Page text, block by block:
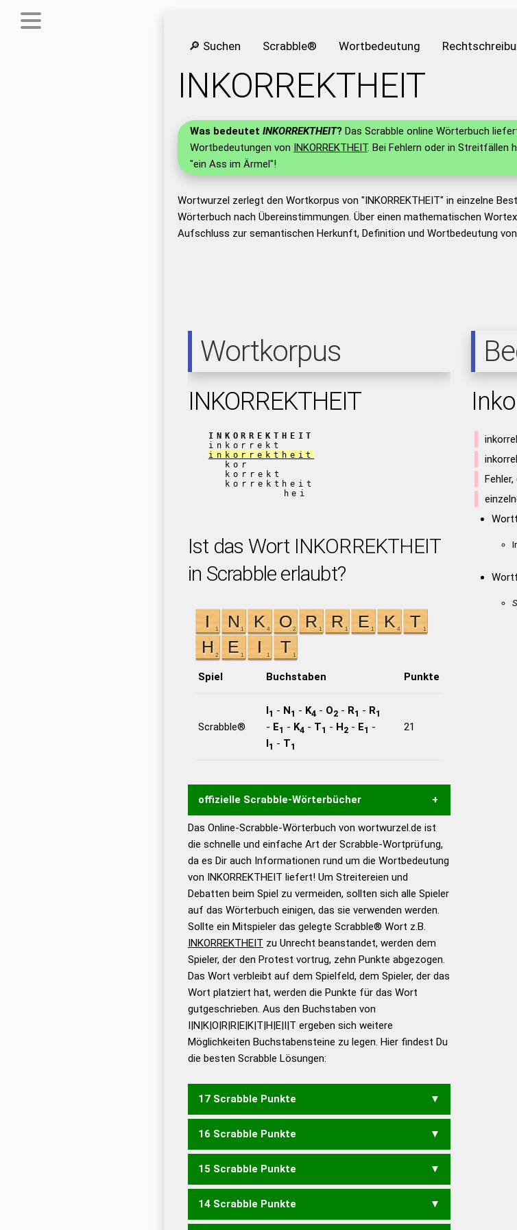
🔎 Suchen Scrabble® Wortbedeutung
INKORREKTHEIT
Was bedeutet INKORREKTHEIT? Das Scrabble online Wörterbuch
Wortbedeutungen von INKORREKTHEIT. Bei Fehlern oder in Streitfällen
"ein Ass im Ärmel"!
Wortwurzel zerlegt den Wortkorpus von "INKORREKTHEIT" in einzelne
Wörterbuch nach Übereinstimmungen. Über einen mathematischen
Aufschluss zur semantischen Herkunft, Definition und Wortbedeutung von
Wortkorpus
INKORREKTHEIT
INKORREKTHEIT
inkorrekt
inkorrektheit
kor
korrekt
korrektheit
hei
Ist das Wort INKORREKTHEIT
in Scrabble erlaubt?
Spiel Buchstaben Punkte
Scrabble®
I1 - N1 - K4 - O2- R1 - R1
- E1 - K4 - T1 - H2- E1 -
I1 - T1
21
offizielle Scrabble-Wörterbücher
Wortwurzel liefert mit Hilfe eines semantischen
Wortanalyse-Algorithmus gute Anhaltspunkte zu
Wortbedeutung, Worttrennung und Wortform, um die
Gültigkeit eines Wortes für das Scrabble-Spiel zu
bestimmen!
zugelassene Turnier Scrabble-
Wörterbücher sind:
Duden – Standardwerk in 12
Bänden
Duden – Richtiges und gutes
Deutsch
Duden – Die deutsche Grammatik
Duden – Deutsches
Universalwörterbuch
Das Online-Scrabble-Wörterbuch von wortwurzel.de ist
die schnelle und einfache Art der Scrabble-Wortprüfung,
da es Dir auch Informationen rund um die Wortbedeutung
von INKORREKTHEIT liefert! Um Streitereien und
Debatten beim Spiel zu vermeiden, sollten sich alle Spieler
auf das Wörterbuch einigen, das sie verwenden werden.
Sollte ein Mitspieler das gelegte Scrabble® Wort z.B.
INKORREKTHEIT zu Unrecht beanstandet, werden dem
Spieler, der den Protest vortrug, zehn Punkte abgezogen.
Das Wort verbleibt auf dem Spielfeld, dem Spieler, der das
Wort platziert hat, werden die Punkte für das Wort
gutgeschrieben. Aus den Buchstaben von
I|N|K|O|R|R|E|K|T|H|E|I|T ergeben sich weitere
Möglichkeiten Buchstabensteine zu legen. Hier findest Du
die besten Scrabble Lösungen:
17 Scrabble Punkte
ENTKORKTER HEKTIKERIN
16 Scrabble Punkte
ENTKORKET ENTKORKTE
KONKRETER KORREKTEN KROKETTEN KROKIEREN
KROKIERET KROKIERTE
15 Scrabble Punkte
ENTKORKE ENTKORKT
KOKETTER KONKRETE KORREKTE KROKETTE
14 Scrabble Punkte